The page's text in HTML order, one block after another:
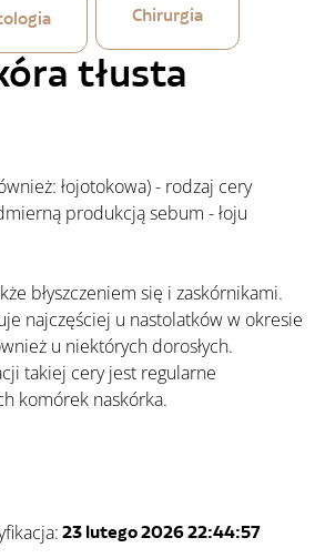
Chirurgia
tłusta
produkcją sebum - łoju
najczęściej u nastolatków w okresie
u niektórych dorosłych.
takiej cery jest regularne
komórek naskórka.
23 lutego 2026 22:44:57